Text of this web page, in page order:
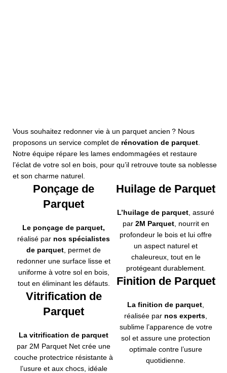
Vous souhaitez redonner vie à un parquet ancien ? Nous
proposons un service complet de rénovation de parquet
Notre équipe répare les lames endommagées et restaure
l’éclat de votre sol en bois, pour qu’il retrouve toute sa noblesse
et son charme naturel.
Ponçage de
Parquet
Le ponçage de parquet,
réalisé par nos spécialistes
de parquet , permet de
redonner une surface lisse et
uniforme à votre sol en bois,
tout en éliminant les défauts.
Vitrification de
Parquet
La vitrification de parquet
par 2M Parquet Net crée une
couche protectrice résistante à
l’usure et aux chocs, idéale
Huilage de Parquet
L’huilage de parquet assuré
par 2M Parquet, nourrit en
profondeur le bois et lui offre
un aspect naturel et
chaleureux, tout en le
protégeant durablement.
Finition de Parquet
La finition de parquet
réalisée par nos experts
sublime l’apparence de votre
sol et assure une protection
optimale contre l’usure
quotidienne.